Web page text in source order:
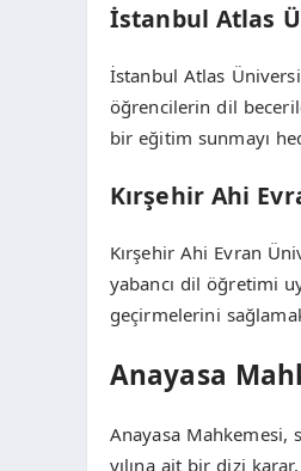
İstanbul Atlas
İstanbul Atlas
öğrencilerin dil
bir eğitim sunmayı
Kırşehir Ahi
Kırşehir Ahi Evran
yabancı dil öğretimi
geçirmelerini
Anayasa
Anayasa Mahkemesi,
yılına ait bir dizi